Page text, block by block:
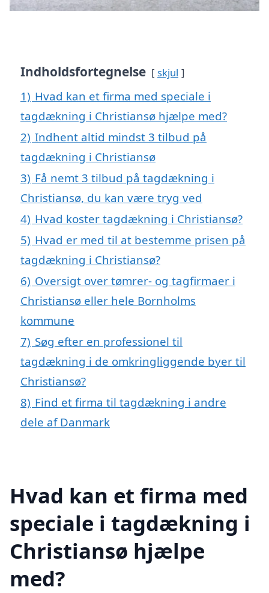
Indholdsfortegnelse skjul
1) Hvad kan et firma med speciale i
tagdækning i Christiansø hjælpe med?
2) Indhent altid mindst 3 tilbud på
tagdækning i Christiansø
3) Få nemt 3 tilbud på tagdækning i
Christiansø, du kan være tryg ved
4) Hvad koster tagdækning i Christiansø?
5) Hvad er med til at bestemme prisen på
tagdækning i Christiansø?
6) Oversigt over tømrer- og tagfirmaer i
Christiansø eller hele Bornholms
kommune
7) Søg efter en professionel til
tagdækning i de omkringliggende byer til
Christiansø?
8) Find et firma til tagdækning i andre
dele af Danmark
Hvad kan et firma med
speciale i tagdækning i
Christiansø hjælpe
med?